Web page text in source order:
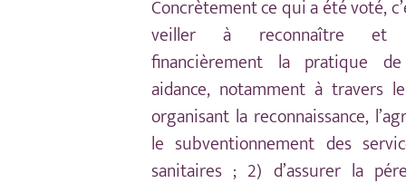
Concrètement ce qui a été voté,
veiller à reconnaître et
financièrement la pratique
aidance, notamment à travers
organisant la reconnaissance,
le subventionnement des
sanitaires ; 2) d’assurer la